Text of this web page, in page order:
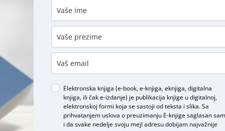
KOMENTAR
Elektronska knjiga (e-book, e-knjiga, eknjiga, digitalna
knjiga, ili čak e-izdanje) je publikacija knjige u digitalnoj,
elektronskoj formi koja se sastoji od teksta i slika. Sa
prihvatanjem uslova o preuzimanju E-knjigesaglasan sam
i da svake nedelje svoju mejl adresu dobijam najvažnije